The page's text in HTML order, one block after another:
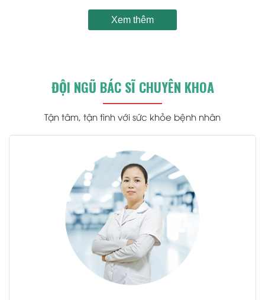
Xem thêm
ĐỘI NGŨ BÁC SĨ CHUYÊN KHOA
Tận tâm, tận tình với sức khỏe bệnh nhân